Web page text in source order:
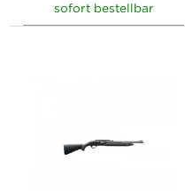
sofort bestellbar